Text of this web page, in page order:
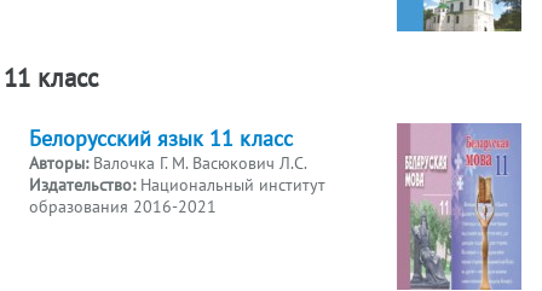
11 класс
Белорусский язык 11 класс
Авторы: Валочка Г. М. Васюкович Л.С.
Издательство: Национальный институт
образования 2016-2021